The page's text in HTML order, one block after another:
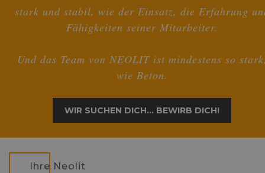
stark und stabil, wie der Einsatz, die Erfahrung
Fähigkeiten seiner Mitarbeiter.
Und das Team von NEOLIT ist mindestens so
wie Beton.
WIR SUCHEN DICH... BEWIRB DICH!
Ihre Neolit